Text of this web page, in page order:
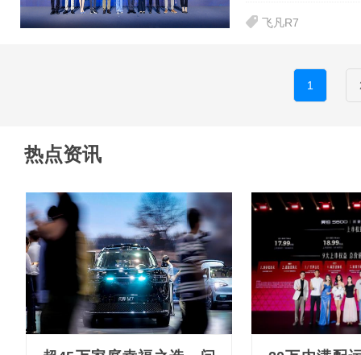
飞凡R7
1
热点资讯